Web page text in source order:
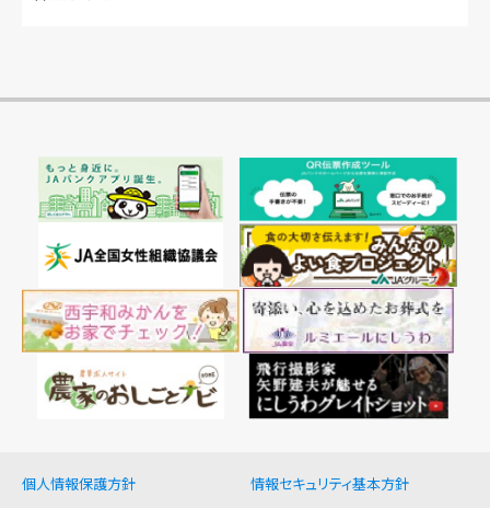
個人情報保護方針
情報セキュリティ基本方針